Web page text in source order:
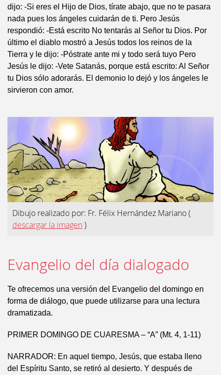
dijo: -Si eres el Hijo de Dios, tírate abajo, que no te pasara
nada pues los ángeles cuidarán de ti. Pero Jesús
respondió: -Está escrito No tentarás al Señor tu Dios. Por
último el diablo mostró a Jesús todos los reinos de la
Tierra y le dijo: -Póstrate ante mi y todo será tuyo Pero
Jesús le dijo: -Vete Satanás, porque está escrito: Al Señor
tu Dios sólo adorarás. El demonio lo dejó y los ángeles le
sirvieron con amor.
Dibujo realizado por: Fr. Félix Hernández Mariano(
descargar la imagen )
Evangelio del día dialogado
Te ofrecemos una versión del Evangelio del domingo en
forma de diálogo, que puede utilizarse para una lectura
dramatizada.
PRIMER DOMINGO DE CUARESMA – “A” (Mt. 4, 1-11)
NARRADOR: En aquel tiempo, Jesús, que estaba lleno
del Espíritu Santo, se retiró al desierto. Y después de